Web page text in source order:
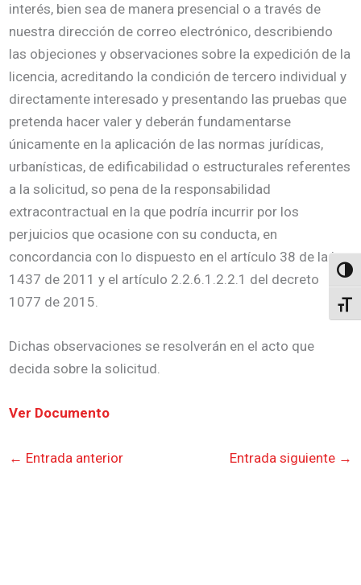
interés, bien sea de manera presencial o a través de
nuestra dirección de correo electrónico, describiendo
las objeciones y observaciones sobre la expedición de la
licencia, acreditando la condición de tercero individual y
directamente interesado y presentando las pruebas que
pretenda hacer valer y deberán fundamentarse
únicamente en la aplicación de las normas jurídicas,
urbanísticas, de edificabilidad o estructurales referentes
a la solicitud, so pena de la responsabilidad
extracontractual en la que podría incurrir por los
perjuicios que ocasione con su conducta, en
concordancia con lo dispuesto en el artículo 38 de la ley
1437 de 2011 y el artículo 2.2.6.1.2.2.1 del decreto
1077 de 2015.
Dichas observaciones se resolverán en el acto que
decida sobre la solicitud.
Ver Documento
← Entrada anterior Entrada siguiente →